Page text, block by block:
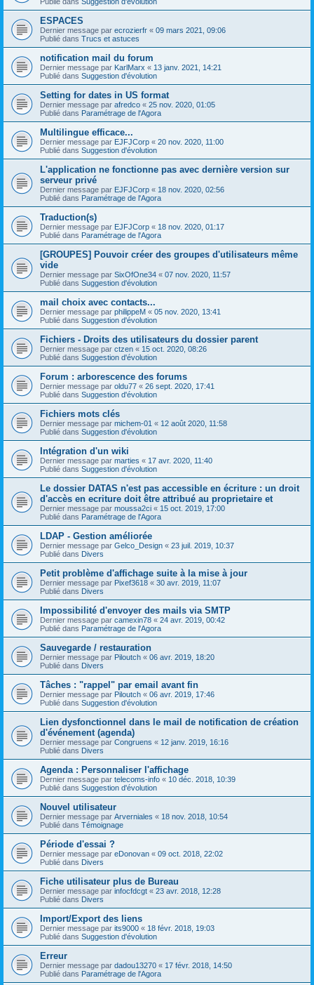
ESPACES
Dernier message par ecrozierfr « 09 mars 2021, 09:06
Publié dans Trucs et astuces
notification mail du forum
Dernier message par KarlMarx « 13 janv. 2021, 14:21
Publié dans Suggestion d'évolution
Setting for dates in US format
Dernier message par afredco « 25 nov. 2020, 01:05
Publié dans Paramétrage de l'Agora
Multilingue efficace...
Dernier message par EJFJCorp « 20 nov. 2020, 11:00
Publié dans Suggestion d'évolution
L'application ne fonctionne pas avec dernière version sur
serveur privé
Dernier message par EJFJCorp « 18 nov. 2020, 02:56
Publié dans Paramétrage de l'Agora
Traduction(s)
Dernier message par EJFJCorp « 18 nov. 2020, 01:17
Publié dans Paramétrage de l'Agora
[GROUPES] Pouvoir créer des groupes d'utilisateurs même
vide
Dernier message par SixOfOne34 « 07 nov. 2020, 11:57
Publié dans Suggestion d'évolution
mail choix avec contacts...
Dernier message par philippeM « 05 nov. 2020, 13:41
Publié dans Suggestion d'évolution
Fichiers - Droits des utilisateurs du dossier parent
Dernier message par ctzen « 15 oct. 2020, 08:26
Publié dans Suggestion d'évolution
Forum : arborescence des forums
Dernier message par oldu77 « 26 sept. 2020, 17:41
Publié dans Suggestion d'évolution
Fichiers mots clés
Dernier message par michem-01 « 12 août 2020, 11:58
Publié dans Suggestion d'évolution
Intégration d'un wiki
Dernier message par marties « 17 avr. 2020, 11:40
Publié dans Suggestion d'évolution
Le dossier DATAS n'est pas accessible en écriture : un droit
d'accès en ecriture doit être attribué au proprietaire et
Dernier message par moussa2ci « 15 oct. 2019, 17:00
Publié dans Paramétrage de l'Agora
LDAP - Gestion améliorée
Dernier message par Gelco_Design « 23 juil. 2019, 10:37
Publié dans Divers
Petit problème d'affichage suite à la mise à jour
Dernier message par Pixef3618 « 30 avr. 2019, 11:07
Publié dans Divers
Impossibilité d'envoyer des mails via SMTP
Dernier message par camexin78 « 24 avr. 2019, 00:42
Publié dans Paramétrage de l'Agora
Sauvegarde / restauration
Dernier message par Piloutch « 06 avr. 2019, 18:20
Publié dans Divers
Tâches : "rappel" par email avant fin
Dernier message par Piloutch « 06 avr. 2019, 17:46
Publié dans Suggestion d'évolution
Lien dysfonctionnel dans le mail de notification de création
d'événement (agenda)
Dernier message par Congruens « 12 janv. 2019, 16:16
Publié dans Divers
Agenda : Personnaliser l'affichage
Dernier message par telecoms-info « 10 déc. 2018, 10:39
Publié dans Suggestion d'évolution
Nouvel utilisateur
Dernier message par Arverniales « 18 nov. 2018, 10:54
Publié dans Témoignage
Période d'essai ?
Dernier message par eDonovan « 09 oct. 2018, 22:02
Publié dans Divers
Fiche utilisateur plus de Bureau
Dernier message par infocfdcgt « 23 avr. 2018, 12:28
Publié dans Divers
Import/Export des liens
Dernier message par its9000 « 18 févr. 2018, 19:03
Publié dans Suggestion d'évolution
Erreur
Dernier message par dadou13270 « 17 févr. 2018, 14:50
Publié dans Paramétrage de l'Agora